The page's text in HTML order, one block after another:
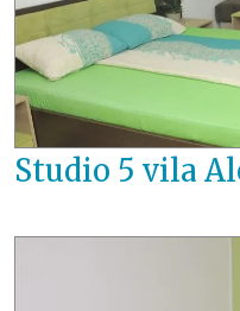
Studio 5 vila